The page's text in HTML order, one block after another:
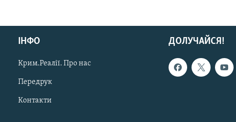
ДОЛУЧАЙСЯ!
ІНФО
Крим.Реалії. Про нас
Передрук
Контакти